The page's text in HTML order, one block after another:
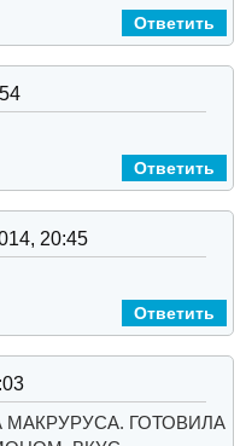
Ответить
Ответить
20:45
Ответить
ГОТОВИЛА